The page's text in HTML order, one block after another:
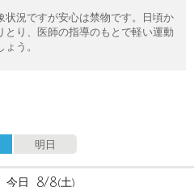
状況ですが安心は禁物です。日頃か
とり、医師の指導のもとで軽い運動
う。
明日
今日 8/8(土)